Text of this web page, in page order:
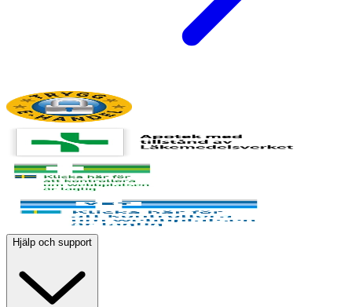
Hjälp och support